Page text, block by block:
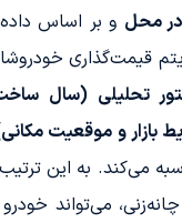
در محل و بر اساس
قیمت‌گذاری
تحلیلی (سال
بازار و موقعیت
می‌کند. به این
می‌تواند خودرو